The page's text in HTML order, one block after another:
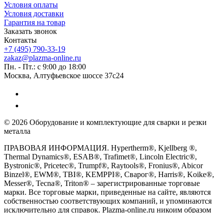
Условия оплаты
Условия доставки
Гарантия на товар
Заказать звонок
Контакты
+7 (495) 790-33-19
zakaz@plazma-online.ru
Пн. - Пт.: с 9:00 до 18:00
Москва, Алтуфьевское шоссе 37с24
© 2026 Оборудование и комплектующие для сварки и резки
металла
ПРАВОВАЯ ИНФОРМАЦИЯ. Hypertherm®, Kjellberg ®,
Thermal Dynamics®, ESAB®, Trafimet®, Lincoln Electric®,
Bystronic®, Pricetec®, Trumpf®, Raytools®, Fronius®, Abicor
Binzel®, EWM®, TBI®, KEMPPI®, Сварог®, Harris®, Koike®,
Messer®, Tecna®, Triton® – зарегистрированные торговые
марки. Все торговые марки, приведенные на сайте, являются
собственностью соответствующих компаний, и упоминаются
исключительно для справок. Plazma-online.ru никоим образом